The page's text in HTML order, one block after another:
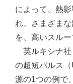
によって、熱
れ、さまざま
を、高いスル
英ルキシナ社
の超短パルス
源の1つの例で